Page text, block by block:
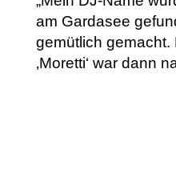
am Gardasee
gemütlich
‚Moretti‘ war dann